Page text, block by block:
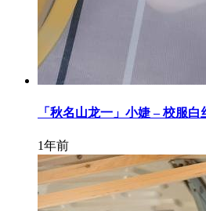
「秋名山龙一」小婕 – 校服白
1年前